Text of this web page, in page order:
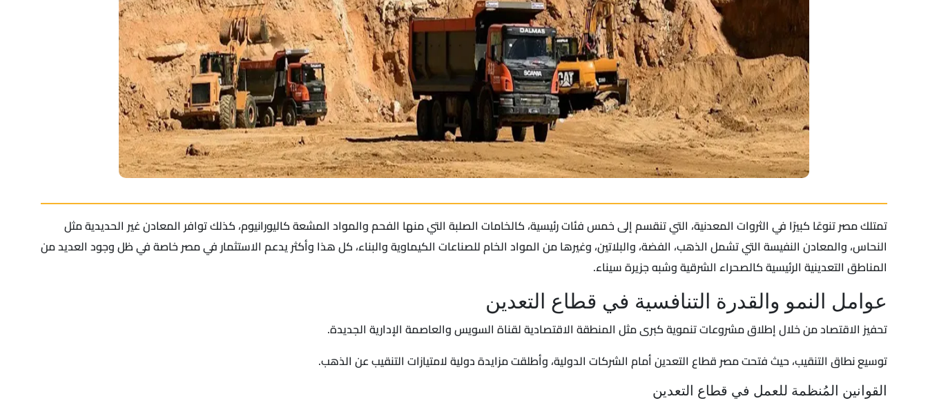
تمتلك مصر تنوعًا كبيرًا في الثروات المعدنية، التي تنقسم إلى خمس فئات رئيسية، كالخامات الصلبة التي منها الفحم والمواد المشعة كاليورانيوم، كذلك توافر المعادن غير الحديدية مثل
النحاس، والمعادن النفيسة التي تشمل الذهب، الفضة، والبلاتين، وغيرها من المواد الخام للصناعات الكيماوية والبناء، كل هذا وأكثر يدعم الاستثمار في مصر خاصة في ظل وجود العديد من
المناطق التعدينية الرئيسية كالصحراء الشرقية وشبه جزيرة سيناء.
عوامل النمو والقدرة التنافسية في قطاع التعدين
تحفيز الاقتصاد من خلال إطلاق مشروعات تنموية كبرى مثل المنطقة الاقتصادية لقناة السويس والعاصمة الإدارية الجديدة.
توسيع نطاق التنقيب، حيث فتحت مصر قطاع التعدين أمام الشركات الدولية، وأطلقت مزايدة دولية لامتيازات التنقيب عن الذهب.
القوانين المُنظمة للعمل في قطاع التعدين